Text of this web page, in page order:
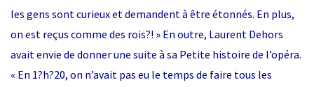
les gens sont curieux et demandent à être étonnés. En plus,
on est reçus comme des rois?! » En outre, Laurent Dehors
avait envie de donner une suite à sa Petite histoire de l’opéra.
« En 1?h?20, on n’avait pas eu le temps de faire tous les